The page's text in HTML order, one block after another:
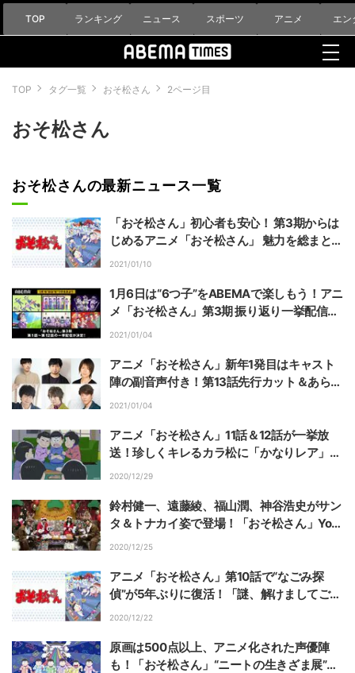
TOP ランキング ニュース スポーツ アニメ エン
TOP タグ一覧 おそ松さん 2ページ目
おそ松さん
おそ松さんの最新ニュース一覧
「おそ松さん」初心者も安心！ 第3期からは
じめるアニメ「おそ松さん」 魅力を総まと
め！【“6つ子” 特別企画・第1弾】
2021/01/10
1月6日は“6つ子”をABEMAで楽しもう！アニ
メ「おそ松さん」第3期 振り返り一挙配信が
決定
2021/01/04
アニメ「おそ松さん」新年1発目はキャスト
陣の副音声付き！第13話先行カット＆あらす
じ公開
2021/01/04
アニメ「おそ松さん」11話＆12話が一挙放
送！珍しくキレるカラ松に「かなりレア」
「そんなこと思ってたんか」とファン驚き
2020/12/29
鈴村健一、遠藤綾、福山潤、神谷浩史がサン
タ＆トナカイ姿で登場！「おそ松さん」You
Tube生配信レポート
2020/12/25
アニメ「おそ松さん」第10話で“なごみ探
偵”が5年ぶりに復活！「謎、解けましてござ
います」にファン大喜び
2020/12/22
原画は500点以上、アニメ化された声優陣
も！「おそ松さん」“ニートの生きざま展”東